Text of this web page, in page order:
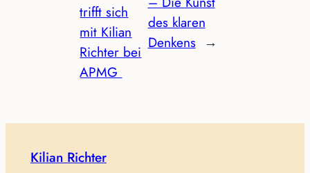
trifft sich
mit Kilian
Richter bei
APMG
des klaren
Denkens →
Kilian Richter